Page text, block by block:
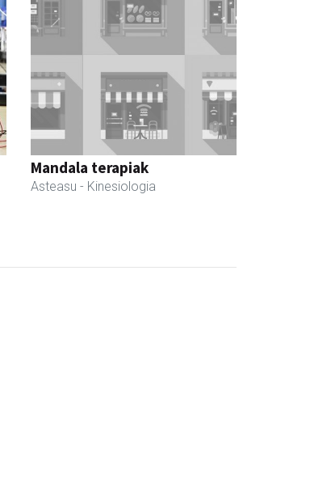
Mandala terapiak
Asteasu - Kinesiologia